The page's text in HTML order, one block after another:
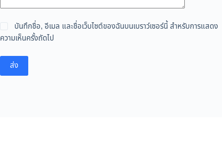
บันทึกชื่อ, อีเมล และชื่อเว็บไซต์ของฉันบนเบราว์เซอร์นี้ สำหรับการแสดง
ความเห็นครั้งถัดไป
ส่ง